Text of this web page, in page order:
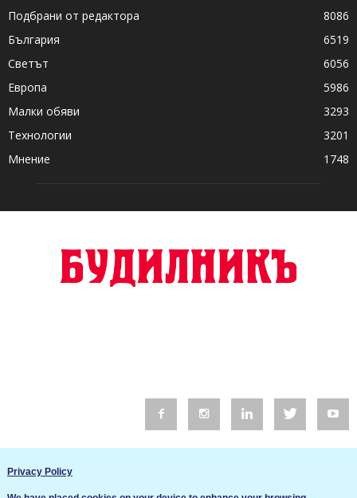
Подбрани от редактора
8086
България
6519
Светът
6056
Европа
5986
Малки обяви
3293
Технологии
3201
Мнение
1748
Privacy Policy